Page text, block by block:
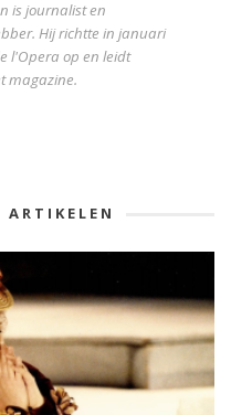
is journalist en
Hij richtte in januari
l'Opera op en leidt
magazine.
ARTIKELEN